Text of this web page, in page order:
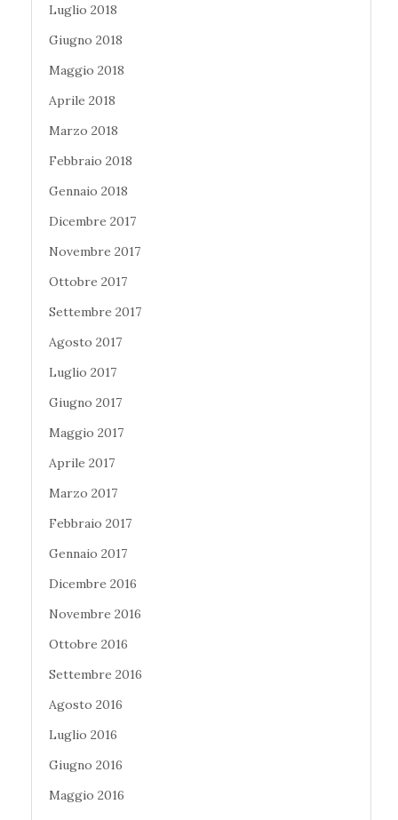
Luglio 2018
Giugno 2018
Maggio 2018
Aprile 2018
Marzo 2018
Febbraio 2018
Gennaio 2018
Dicembre 2017
Novembre 2017
Ottobre 2017
Settembre 2017
Agosto 2017
Luglio 2017
Giugno 2017
Maggio 2017
Aprile 2017
Marzo 2017
Febbraio 2017
Gennaio 2017
Dicembre 2016
Novembre 2016
Ottobre 2016
Settembre 2016
Agosto 2016
Luglio 2016
Giugno 2016
Maggio 2016